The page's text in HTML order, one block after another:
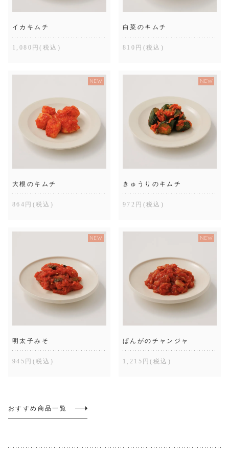
イカキムチ
1,080円(税込)
白菜のキムチ
810円(税込)
NEW
大根のキムチ
864円(税込)
NEW
きゅうりのキムチ
972円(税込)
NEW
明太子みそ
945円(税込)
NEW
ぱんがのチャンジャ
1,215円(税込)
おすすめ商品一覧